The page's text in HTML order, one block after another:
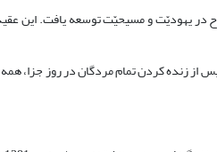
در یهودیّت و مسیحیّت توسعه یافت. این
زنده کردن تمام مردگان در روز جزا، همه